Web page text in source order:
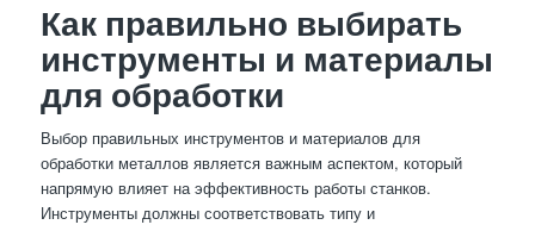
Как правильно выбирать
инструменты и материалы
для обработки
Выбор правильных инструментов и материалов для
обработки металлов является важным аспектом, который
напрямую влияет на эффективность работы станков.
Инструменты должны соответствовать типу и